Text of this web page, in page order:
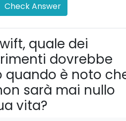
Check Answer
quale dei
dovrebbe
quando è noto
sarà mai nullo
vita?